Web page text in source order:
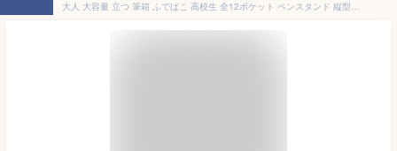
大人 大容量 立つ 筆箱 ふでばこ 高校生 全12ポケット ペンスタンド 縦型 自立 文房具 筆箱 手帳が入るペンケース 女子 かわいい 文具 多機能 軽量 女子 仕切り 手帳が入るペンケース 子供 ペン立て 収納 整理 おしゃれ たくさん入る